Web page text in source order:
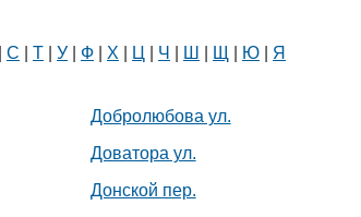
С Т У Ф Х Ц Ч Ш Щ Ю Я
Добролюбова ул.
Доватора ул.
Донской пер.